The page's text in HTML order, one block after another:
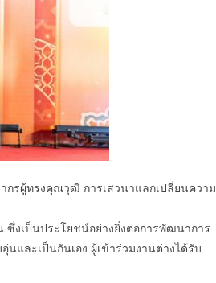
กรผู้ทรงคุณวุฒิ การเสวนาแลกเปลี่ยนความ
งเป็นประโยชน์อย่างยิ่งต่อการพัฒนาการ
และเป็นกันเอง ผู้เข้าร่วมงานต่างได้รับ